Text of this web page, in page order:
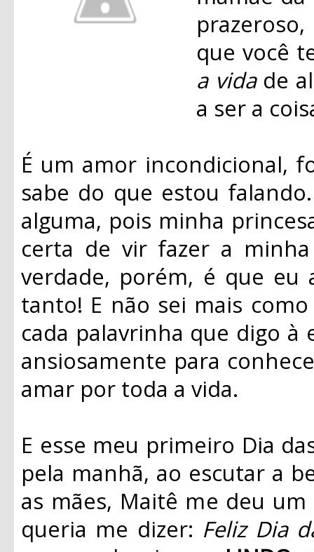
que você
a vidade
a ser a
É um amor incondicional,
sabe do que estou
alguma, pois minha
certa de vir fazer a
verdade, porém, é que
tanto! E não sei mais
cada palavrinha que digo à
ansiosamente para
amar por toda a vida.
E esse meu primeiro Dia
pela manhã, ao escutar a
as mães, Maitê me deu
queria me dizer: Feliz Dia